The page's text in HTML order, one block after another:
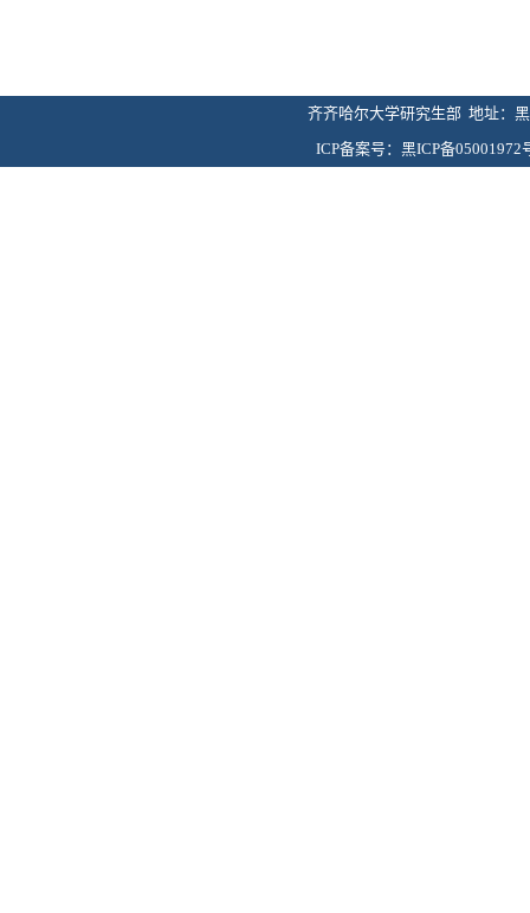
齐齐哈尔大学研究生部 地址：
ICP备案号：黑ICP备05001972